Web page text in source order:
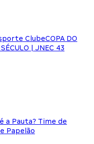
ClubeCOPA DO
| JNEC 43
a Pauta? Time de
Papelão